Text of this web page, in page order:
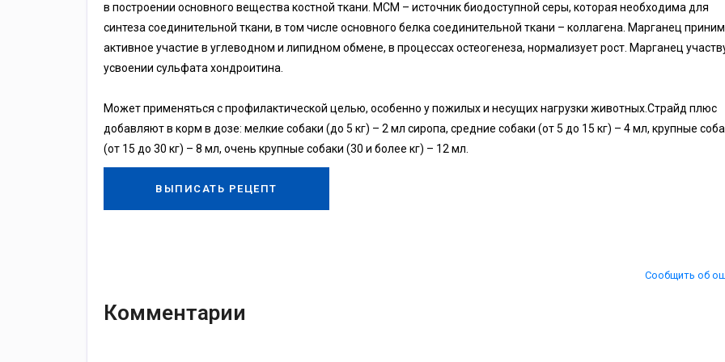
в построении основного вещества костной ткани. МСМ – источник биодоступной серы, которая необходима для
синтеза соединительной ткани, в том числе основного белка соединительной ткани – коллагена. Марганец
активное участие в углеводном и липидном обмене, в процессах остеогенеза, нормализует рост. Марганец
усвоении сульфата хондроитина.
Может применяться с профилактической целью, особенно у пожилых и несущих нагрузки животных.Страйд плюс
добавляют в корм в дозе: мелкие собаки (до 5 кг) – 2 мл сиропа, средние собаки (от 5 до 15 кг) – 4 мл, крупные
(от 15 до 30 кг) – 8 мл, очень крупные собаки (30 и более кг) – 12 мл.
ВЫПИСАТЬ РЕЦЕПТ
Сообщить об
Комментарии